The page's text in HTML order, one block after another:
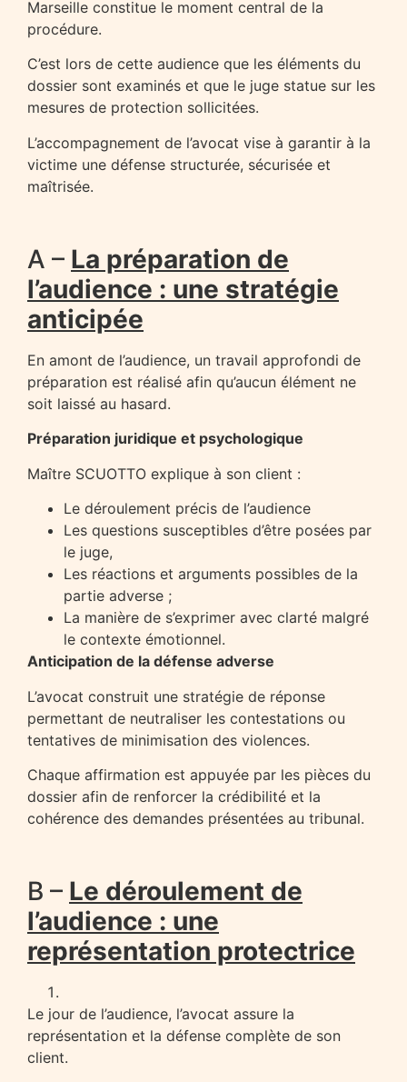
Marseille constitue le moment central de la
procédure.
C’est lors de cette audience que les éléments du
dossier sont examinés et que le juge statue sur les
mesures de protection sollicitées.
L’accompagnement de l’avocat vise à garantir à la
victime une défense structurée, sécurisée et
maîtrisée.
A – La préparation de
l’audience : une stratégie
anticipée
En amont de l’audience, un travail approfondi de
préparation est réalisé afin qu’aucun élément ne
soit laissé au hasard.
Préparation juridique et psychologique
Maître SCUOTTO explique à son client :
Le déroulement précis de l’audience
Les questions susceptibles d’être posées par
le juge,
Les réactions et arguments possibles de la
partie adverse ;
La manière de s’exprimer avec clarté malgré
le contexte émotionnel.
Anticipation de la défense adverse
L’avocat construit une stratégie de réponse
permettant de neutraliser les contestations ou
tentatives de minimisation des violences.
Chaque affirmation est appuyée par les pièces du
dossier afin de renforcer la crédibilité et la
cohérence des demandes présentées au tribunal.
B – Le déroulement de
l’audience : une
représentation protectrice
Le jour de l’audience, l’avocat assure la
représentation et la défense complète de son
client.